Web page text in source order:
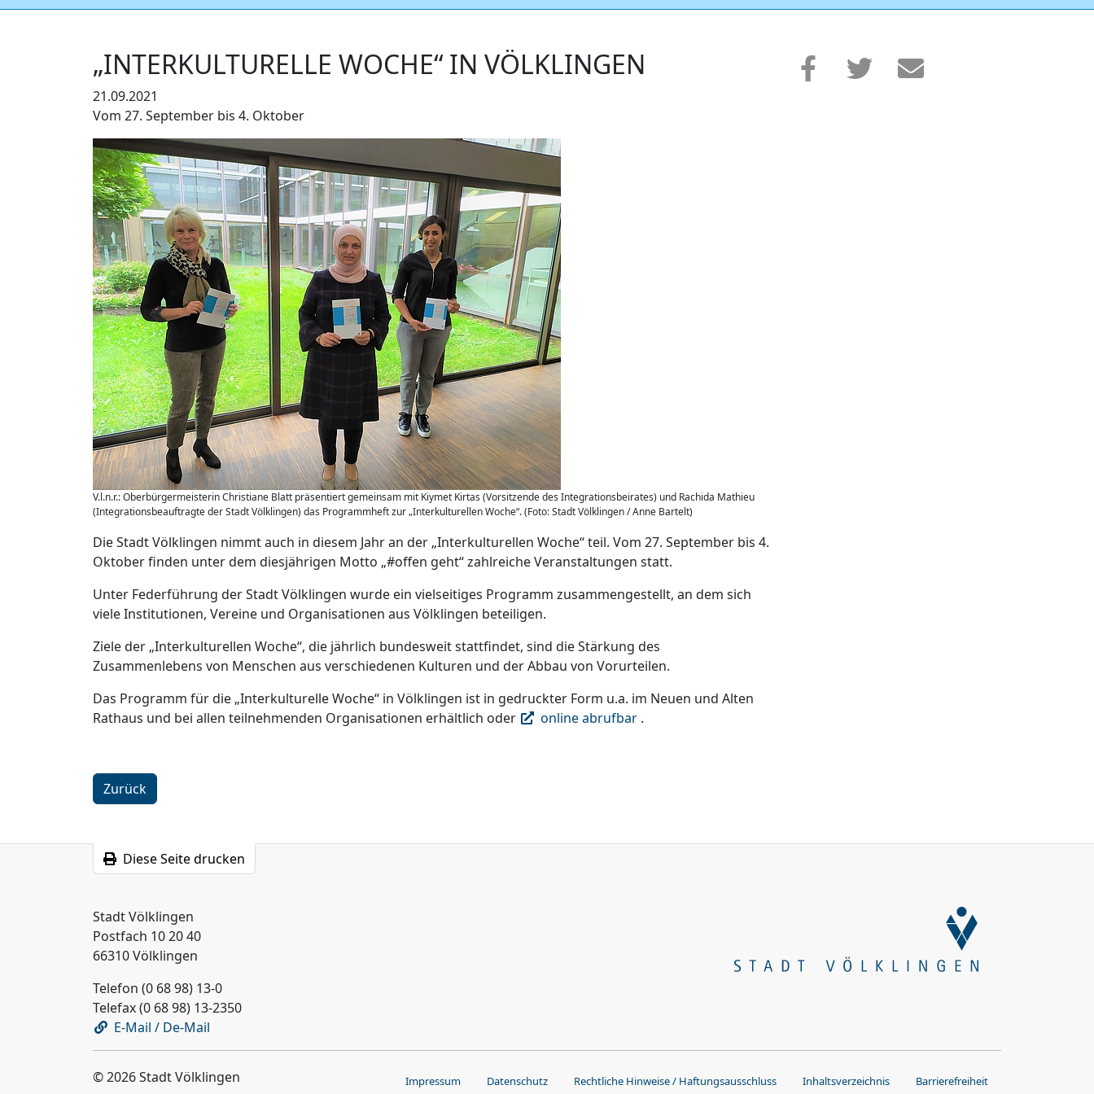
„INTERKULTURELLE WOCHE“ IN VÖLKLINGEN
21.09.2021
Vom 27. September bis 4. Oktober
V.l.n.r.: Oberbürgermeisterin Christiane Blatt präsentiert gemeinsam mit Kiymet Kirtas (Vorsitzende des Integrationsbeirates) und Rachida Mathieu
(Integrationsbeauftragte der Stadt Völklingen) das Programmheft zur „Interkulturellen Woche“. (Foto: Stadt Völklingen / Anne Bartelt)
Die Stadt Völklingen nimmt auch in diesem Jahr an der „Interkulturellen Woche“ teil. Vom 27. September bis 4.
Oktober finden unter dem diesjährigen Motto „#offen geht“ zahlreiche Veranstaltungen statt.
Unter Federführung der Stadt Völklingen wurde ein vielseitiges Programm zusammengestellt, an dem sich
viele Institutionen, Vereine und Organisationen aus Völklingen beteiligen.
Ziele der „Interkulturellen Woche“, die jährlich bundesweit stattfindet, sind die Stärkung des
Zusammenlebens von Menschen aus verschiedenen Kulturen und der Abbau von Vorurteilen.
Das Programm für die „Interkulturelle Woche“ in Völklingen ist in gedruckter Form u.a. im Neuen und Alten
Rathaus und bei allen teilnehmenden Organisationen erhältlich oder
online abrufbar.
Zurück
Diese Seite drucken
Stadt Völklingen
Postfach 10 20 40
66310 Völklingen
Telefon (0 68 98) 13-0
Telefax (0 68 98) 13-2350
E-Mail / De-Mail
© 2026 Stadt Völklingen Impressum Datenschutz Rechtliche Hinweise / Haftungsausschluss Inhaltsverzeichnis Barrierefreiheit